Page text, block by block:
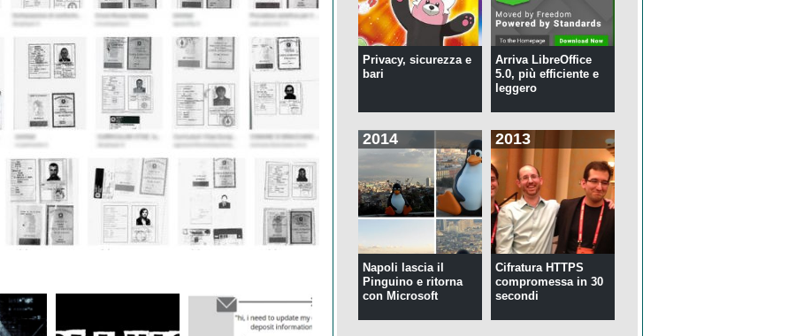
Privacy, sicurezza e
bari
Arriva LibreOffice
5.0, più efficiente e
leggero
2014
Napoli lascia il
Pinguino e ritorna
con Microsoft
2013
Cifratura HTTPS
compromessa in 30
secondi